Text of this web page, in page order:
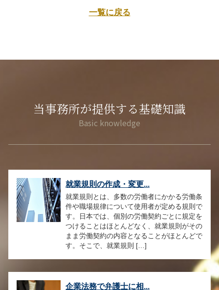
一覧に戻る
当事務所が提供する基礎知識
就業規則の作成・変更...
就業規則とは、多数の労働者にかかる労働条
件や職場規律について使用者が定める規則で
す。日本では、個別の労働契約ごとに規定を
つけることはほとんどなく、就業規則がその
まま労働契約の内容となることがほとんどで
す。そこで、就業規則 […]
企業法務で弁護士に相...